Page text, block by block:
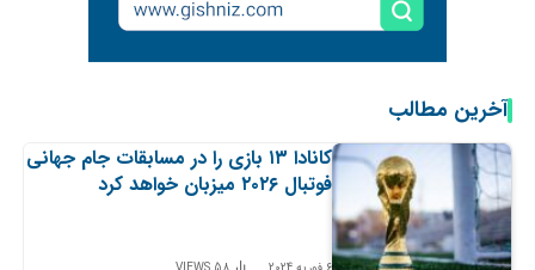
آخرین مطالب
کانادا ۱۳ بازی را در مسابقات جام جهانی
فوتبال ۲۰۲۶ میزبان خواهد کرد